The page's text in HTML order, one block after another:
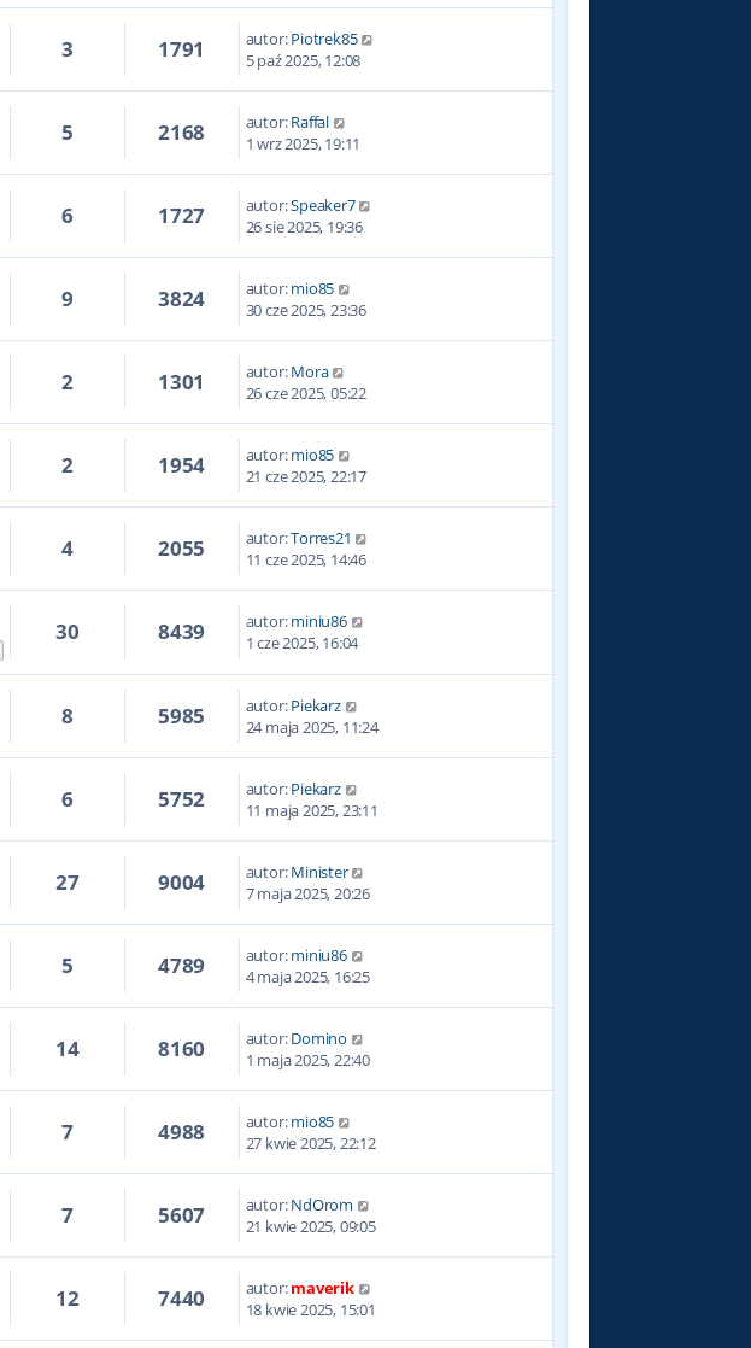
3 1791 autor:Piotrek85
5 paź 2025, 12:08
5 2168 autor:Raffal
1 wrz 2025, 19:11
6 1727 autor:Speaker7
26 sie 2025, 19:36
9 3824 autor:mio85
30 cze 2025, 23:36
2 1301 autor:Mora
26 cze 2025, 05:22
2 1954 autor:mio85
21 cze 2025, 22:17
4 2055 autor:Torres21
11 cze 2025, 14:46
30 8439 autor:miniu86
1 cze 2025, 16:04
8 5985 autor:Piekarz
24 maja 2025, 11:24
6 5752 autor:Piekarz
11 maja 2025, 23:11
27 9004 autor:Minister
7 maja 2025, 20:26
5 4789 autor:miniu86
4 maja 2025, 16:25
14 8160 autor:Domino
1 maja 2025, 22:40
7 4988 autor:mio85
27 kwie 2025, 22:12
7 5607 autor:NdOrom
21 kwie 2025, 09:05
12 7440 autor:maverik
18 kwie 2025, 15:01